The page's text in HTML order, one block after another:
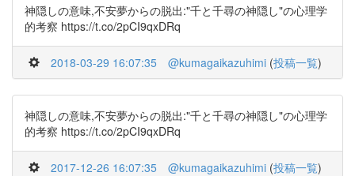
神隠しの意味,不安夢からの脱出:"千と千尋の神隠し"の心理学
的考察 https://t.co/2pCI9qxDRq
2018-03-29 16:07:35 @kumagaikazuhimi (投稿一覧)
神隠しの意味,不安夢からの脱出:"千と千尋の神隠し"の心理学
的考察 https://t.co/2pCI9qxDRq
2017-12-26 16:07:35 @kumagaikazuhimi (投稿一覧)